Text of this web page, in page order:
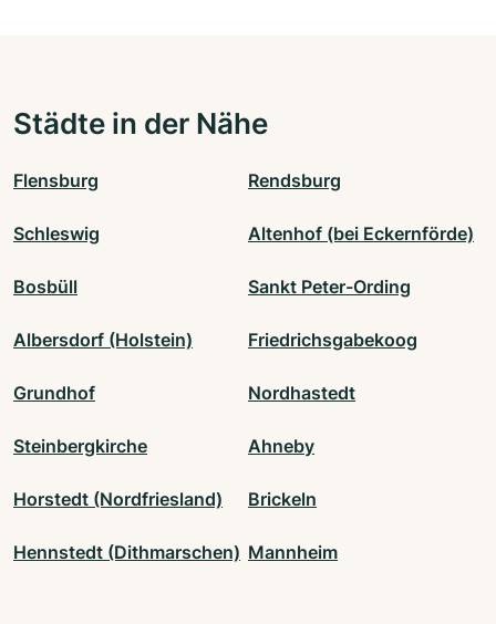
Städte in der Nähe
Flensburg Rendsburg
Schleswig Altenhof (bei Eckernförde)
Bosbüll Sankt Peter-Ording
Albersdorf (Holstein) Friedrichsgabekoog
Grundhof Nordhastedt
Steinbergkirche Ahneby
Horstedt (Nordfriesland) Brickeln
Hennstedt (Dithmarschen) Mannheim